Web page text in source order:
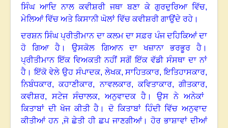
ਸਿੰਘ ਆਦਿ ਨਾਲ ਕਵੀਸ਼ਰੀ ਜਥਾ ਬਣਾ ਕੇ ਗੁਰਦੁਰਿਆ ਵਿੱਚ,
ਮੇਲਿਆਂ ਵਿੱਚ ਅਤੇ ਕਿਸਾਨੀ ਘੋਲਾਂ ਵਿੱਚ ਕਵੀਸ਼ਰੀ ਗਾਉਂਦੇ ਰਹੇ ।
ਦਰਸ਼ਨ ਸਿੰਘ ਪ੍ਰੀਤੀਮਾਨ ਦਾ ਕਲਮ ਦਾ ਸਫ਼ਰ ਪੰਜ ਦਹਿਕਿਆਂ ਦਾ
ਹੋ ਗਿਆ ਹੈ ।ਉਸਕੋਲ ਗਿਆਨ ਦਾ ਖਜ਼ਾਨਾ ਭਰਭੂਰ ਹੈ ।
ਪ੍ਰੀਤੀਮਾਨ ਇੱਕ ਵਿਅਕਤੀ ਨਹੀਂ ਸਗੋਂ ਇੱਕ ਵੱਡੀ ਸੰਸਥਾ ਦਾ ਨਾਂ
ਹੈ ।ਇੱਕੋ ਵੇਲੇ ਉਹ ਸੰਪਾਦਕ,ਲੇਖਕ,ਸਾਹਿਤਕਾਰ,ਇਤਿਹਾਸਕਾਰ,
ਨਿਬੰਧਕਾਰ,ਕਹਾਣੀਕਾਰ,ਨਾਵਲਕਾਰ,ਕਵਿਤਾਕਾਰ, ਗੀਤਕਾਰ,
ਕਵੀਸ਼ਰ, ਸਟੇਜ ਸੰਚਾਲਕ, ਅਨੁਵਾਦਕ ਹੈ । ਉਸ ਨੇ ਅਨੇਕਾਂ
ਕਿਤਾਬਾਂ ਦੀ ਖੋਜ ਕੀਤੀ ਹੈ ।ਦੋ ਕਿਤਾਬਾਂ ਹਿੰਦੀ ਵਿੱਚ ਅਨੁਵਾਦ
ਕੀਤੀਆਂ ਹਨ ,ਜੋ ਛੇਤੀ ਹੀ ਛਪ ਜਾਣਗੀਆਂ।ਹੋਰ ਭਾਸ਼ਾਵਾਂ ਦੀਆਂ